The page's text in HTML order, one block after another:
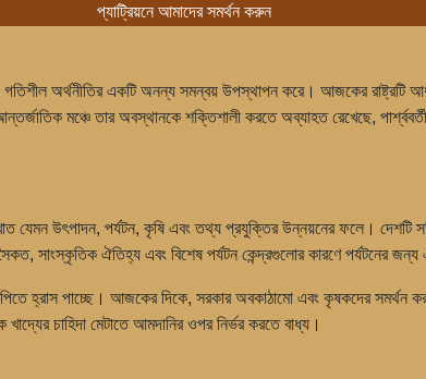
প্যাট্রিয়নে আমাদের সমর্থন করুন
গতিশীল অর্থনীতির একটি অনন্য সমন্বয় উপস্থাপন করে। আজকের
মঞ্চে তার অবস্থানকে শক্তিশালী করতে অব্যাহত রেখেছে,
যেমন উৎপাদন, পর্যটন, কৃষি এবং তথ্য প্রযুক্তির উন্নয়নের ফলে। দেশটি
সাংস্কৃতিক ঐতিহ্য এবং বিশেষ পর্যটন কেন্দ্রগুলোর কারণে পর্যটনের
হ্রাস পাচ্ছে। আজকের দিকে, সরকার অবকাঠামো এবং কৃষকদের সমর্থন
চাহিদা মেটাতে আমদানির ওপর নির্ভর করতে বাধ্য।